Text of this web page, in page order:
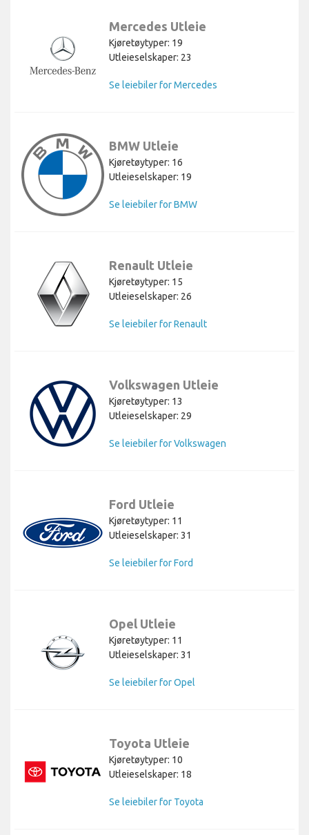
Mercedes Utleie
Kjøretøytyper: 19
Utleieselskaper: 23
Se leiebiler for Mercedes
BMW Utleie
Kjøretøytyper: 16
Utleieselskaper: 19
Se leiebiler for BMW
Renault Utleie
Kjøretøytyper: 15
Utleieselskaper: 26
Se leiebiler for Renault
Volkswagen Utleie
Kjøretøytyper: 13
Utleieselskaper: 29
Se leiebiler for Volkswagen
Ford Utleie
Kjøretøytyper: 11
Utleieselskaper: 31
Se leiebiler for Ford
Opel Utleie
Kjøretøytyper: 11
Utleieselskaper: 31
Se leiebiler for Opel
Toyota Utleie
Kjøretøytyper: 10
Utleieselskaper: 18
Se leiebiler for Toyota